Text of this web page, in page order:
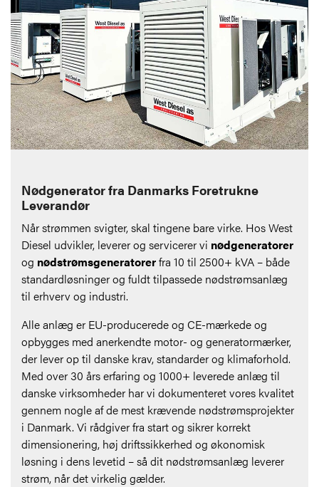
Nødgenerator fra Danmarks Foretrukne
Leverandør
Når strømmen svigter, skal tingene bare virke. Hos West
Diesel udvikler, leverer og servicerer vi nødgeneratorer
og nødstrømsgeneratorerfra 10 til 2500+ kVA – både
standardløsninger og fuldt tilpassede nødstrømsanlæg
til erhverv og industri.
Alle anlæg er EU-producerede og CE-mærkede og
opbygges med anerkendte motor- og generatormærker,
der lever op til danske krav, standarder og klimaforhold.
Med over 30 års erfaring og 1000+ leverede anlæg til
danske virksomheder har vi dokumenteret vores kvalitet
gennem nogle af de mest krævende nødstrømsprojekter
i Danmark. Vi rådgiver fra start og sikrer korrekt
dimensionering, høj driftssikkerhed og økonomisk
løsning i dens levetid – så dit nødstrømsanlæg leverer
strøm, når det virkelig gælder.